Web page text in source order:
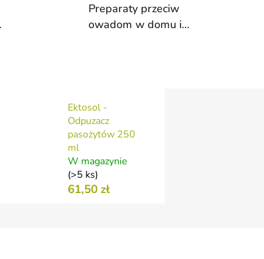
Preparaty przeciw
owadom w domu i
Ektosol -
Odpuzacz
pasożytów 250
ml
W magazynie
(>5 ks)
61,50 zł